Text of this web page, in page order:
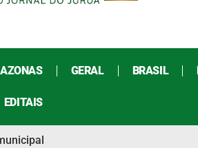
GERAL BRASIL
EDITAIS